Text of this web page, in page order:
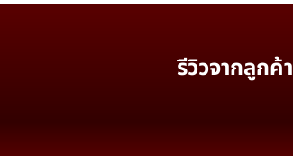
รีวิวจากลูกค้า